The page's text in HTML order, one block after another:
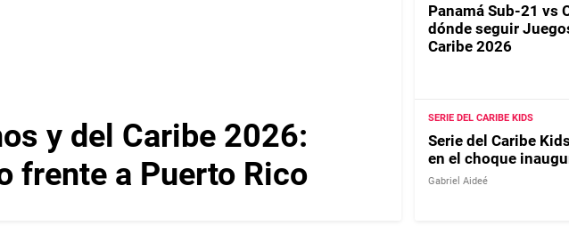
y del Caribe 2026:
frente a Puerto Rico
Panamá Sub-21 vs
dónde seguir
Caribe 2026
SERIE DEL CARIBE KIDS
Serie del Caribe
en el choque
Gabriel Aideé